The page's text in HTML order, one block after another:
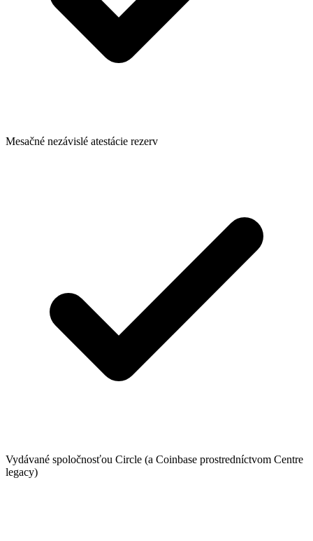
Mesačné nezávislé atestácie rezerv
Vydávané spoločnosťou Circle (a Coinbase prostredníctvom Centre
legacy)